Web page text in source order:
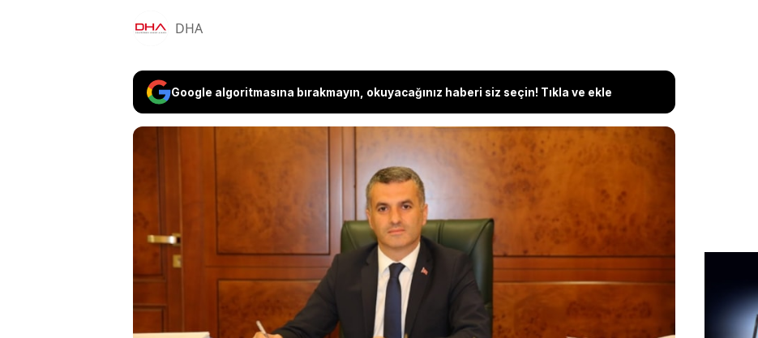
DHA
Google algoritmasına bırakmayın, okuyacağınız haberi siz seçin! Tıkla ve ekle
Trabzon'da 31 Mart yerel seçimlerinde İYİ Parti'den
Trabzon Yomra Belediye Başkanı seçilen Mustafa Bıyık,
partisinden istifa ettiğini duyurdu.